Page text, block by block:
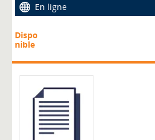
En ligne
Dispo
nible